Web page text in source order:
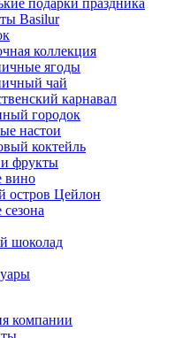
подарки праздника
Basilur
коллекция
ягоды
чай
карнавал
городок
настои
коктейль
фрукты
вино
остров Цейлон
шоколад
компании